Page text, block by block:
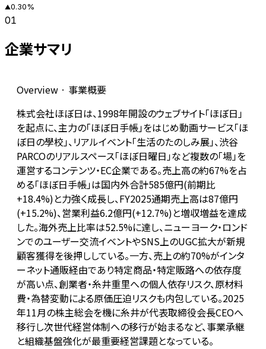
▲0.30%
01
企業サマリ
Overview · 事業概要
株式会社ほぼ日は、1998年開設のウェブサイト「ほぼ日」
を起点に、主力の「ほぼ日手帳」をはじめ動画サービス「ほ
ぼ日の學校」、リアルイベント「生活のたのしみ展」、渋谷
PARCOのリアルスペース「ほぼ日曜日」など複数の「場」を
運営するコンテンツ・EC企業である。売上高の約67%を占
める「ほぼ日手帳」は国内外合計585億円(前期比
+18.4%)と力強く成長し、FY2025通期売上高は87億円
(+15.2%)、営業利益6.2億円(+12.7%)と増収増益を達成
した。海外売上比率は52.5%に達し、ニューヨーク・ロンド
ンでのユーザー交流イベントやSNS上のUGC拡大が新規
顧客獲得を後押ししている。一方、売上の約70%がインタ
ーネット通販経由であり特定商品・特定販路への依存度
が高い点、創業者・糸井重里への個人依存リスク、原材料
費・為替変動による原価圧迫リスクも内包している。2025
年11月の株主総会を機に糸井が代表取締役会長CEOへ
移行し次世代経営体制への移行が始まるなど、事業承継
と組織基盤強化が最重要経営課題となっている。